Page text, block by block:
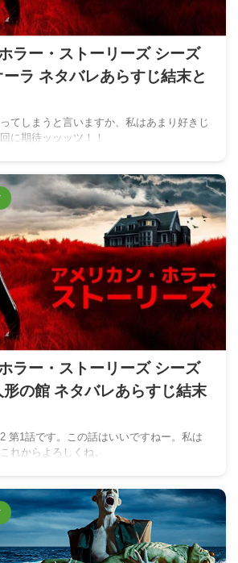
ラー・ストーリーズ シーズ
ラ ネタバレあらすじ結末と
てしまうと言いますか、私はあまり好きじ
に期待ッッッツ！！
ラー・ストーリーズ シーズ
の館 ネタバレあらすじ結末
第1話です。この話はいいですねー。私は
れからよろしくね。